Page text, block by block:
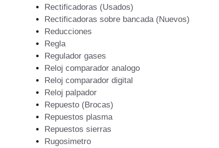
Rectificadoras (Usados)
Rectificadoras sobre bancada (Nuevos)
Reducciones
Regla
Regulador gases
Reloj comparador analogo
Reloj comparador digital
Reloj palpador
Repuesto (Brocas)
Repuestos plasma
Repuestos sierras
Rugosimetro